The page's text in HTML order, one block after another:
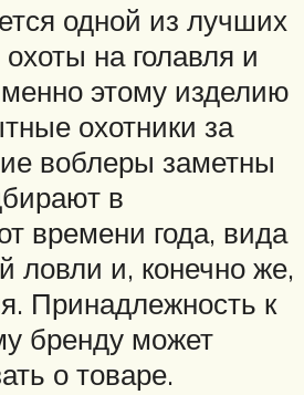
одной из лучших
на голавля и
этому изделию
охотники за
воблеры заметны
в
времени года, вида
ловли и, конечно же,
Принадлежность к
бренду может
о товаре.